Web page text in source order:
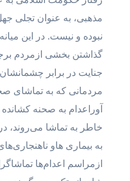
مذهبی، به عنوان تجلی
نبوده و نیست. در این
گذاشتن بخشی ازمردم
جنایت در برابر
مردمانی که به تماشای
آوراعدام به صحنه
خاطر به تماشا می‌روند،
به بیماری ‌هاو
ازمراسم اعدام‌ها